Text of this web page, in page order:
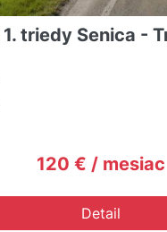
triedy Senica -
120 € / mesiac
Detail